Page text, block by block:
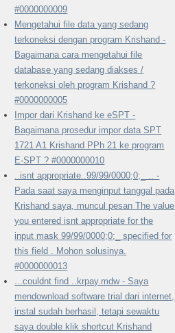
#0000000009
Mengetahui file data yang sedang
terkoneksi dengan program Krishand -
Bagaimana cara mengetahui file
database yang sedang diakses /
terkoneksi oleh program Krishand ?
#0000000005
Impor dari Krishand ke eSPT -
Bagaimana prosedur impor data SPT
1721 A1 Krishand PPh 21 ke program
E-SPT ? #0000000010
..isnt appropriate..99/99/0000;0;_ .. -
Pada saat saya menginput tanggal pada
Krishand saya, muncul pesan The value
you entered isnt appropriate for the
input mask 99/99/0000;0;_ specified for
this field . Mohon solusinya.
#0000000013
...couldnt find ..krpay.mdw - Saya
mendownload software trial dari internet,
instal sudah berhasil, tetapi sewaktu
saya double klik shortcut Krishand